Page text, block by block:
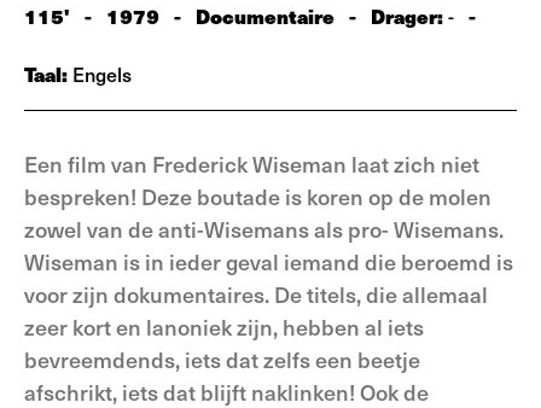
115' - 1979 - Documentaire - Drager:- -
Taal: Engels
Een film van Frederick Wiseman laat zich niet
bespreken! Deze boutade is koren op de molen
zowel van de anti-Wisemans als pro- Wisemans.
Wiseman is in ieder geval iemand die beroemd is
voor zijn dokumentaires. De titels, die allemaal
zeer kort en lanoniek zijn, hebben al iets
bevreemdends, iets dat zelfs een beetje
afschrikt, iets dat blijft naklinken! Ook de